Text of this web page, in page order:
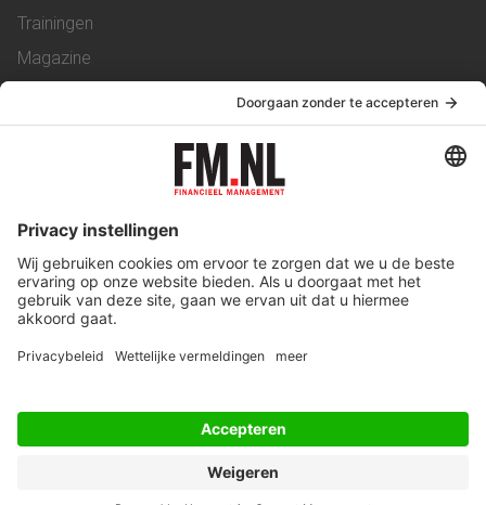
Trainingen
Magazine
Service & Contact
Werken bij ons
Privacy Statement
Algemene Voorwaarden